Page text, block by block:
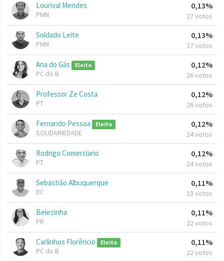
Lourival Mendes
PMN
0,13%
27 votos
Soldado Leite
PMN
0,13%
27 votos
Ana do Gás Eleito
PC do B
0,12%
26 votos
Professor Ze Costa
PT
0,12%
26 votos
Fernando Pessoa Eleito
SOLIDARIEDADE
0,12%
24 votos
Rodrigo Comerciario
PT
0,12%
24 votos
Sebastião Albuquerque
DC
0,11%
23 votos
Belezinha
PR
0,11%
22 votos
Carlinhos Florêncio Eleito
PC do B
0,11%
22 votos